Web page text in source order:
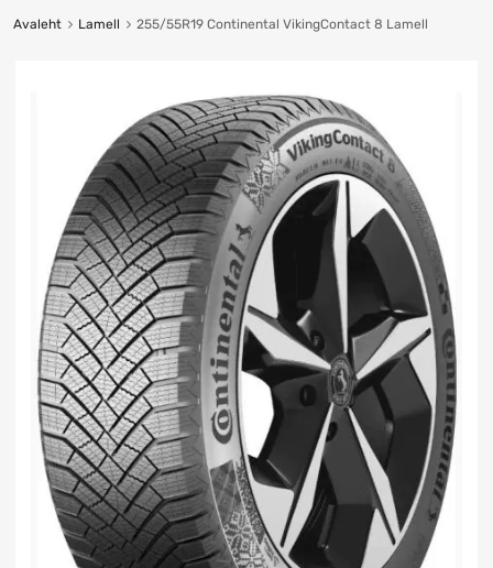
Avaleht Lamell 255/55R19 Continental VikingContact 8 Lamell